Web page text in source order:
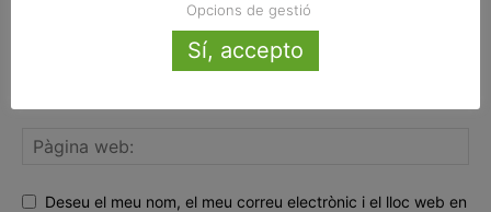
Deseu el meu nom, el meu correu electrònic i el lloc web en
Opcions de gestió
Sí, accepto